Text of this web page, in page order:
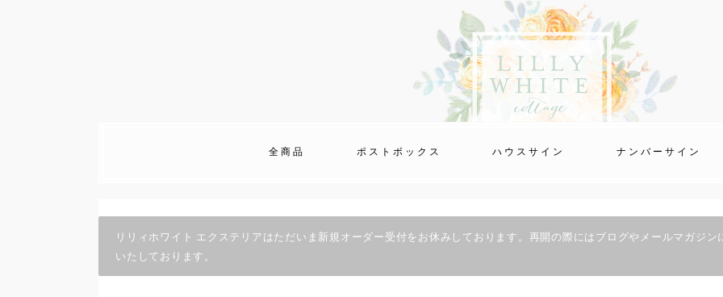
全商品 ポストボックス ハウスサイン ナンバーサイン
リリィホワイト エクステリアはただいま新規オーダー受付をお休みしております。再開の際にはブログやメールマガジ
いたしております。